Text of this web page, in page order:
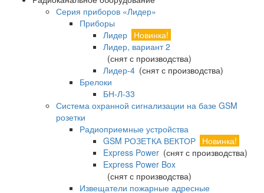
Серия приборов «Лидер»
Приборы
Лидер Новинка!
Лидер, вариант 2
(снят с производства)
Лидер-4 (снят с производства)
Брелоки
БН-Л-33
Система охранной сигнализации на базе GSM
розетки
Радиоприемные устройства
GSM РОЗЕТКА ВЕКТОР Новинка!
Express Power (снят с производства)
Express Power Box
(снят с производства)
Извещатели пожарные адресные